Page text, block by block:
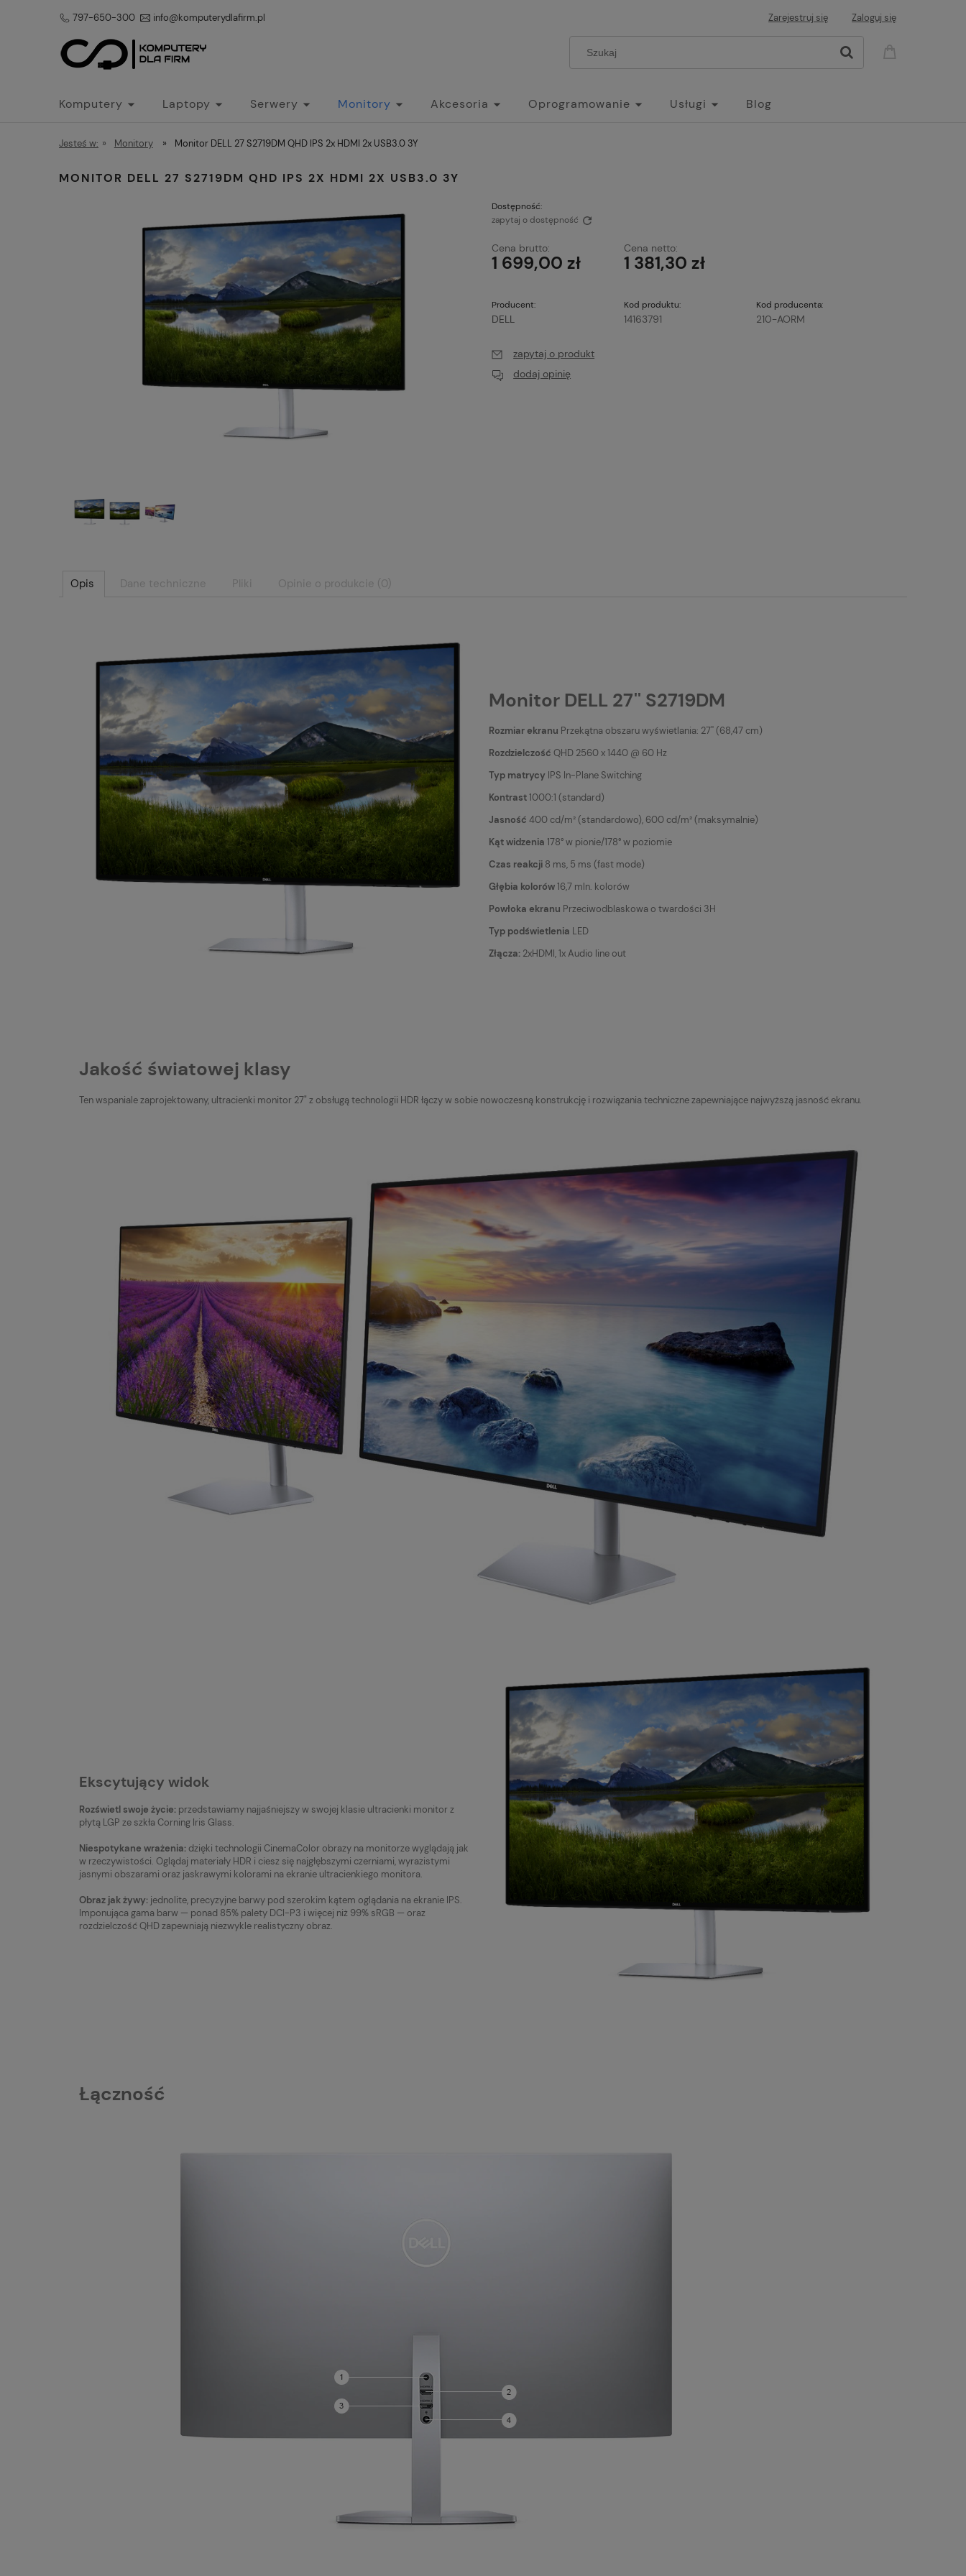
797-650-300 info@komputerydlafirm.pl Zarejestruj się Zaloguj się
Komputery Laptopy Serwery Monitory Akcesoria Oprogramowanie Usługi Blog
Jesteś w: » Monitory » Monitor DELL 27 S2719DM QHD IPS 2x HDMI 2x USB3.0 3Y
MONITOR DELL 27 S2719DM QHD IPS 2X HDMI 2X USB3.0 3Y
Dostępność:
zapytaj o dostępność
Cena brutto:
1 699,00 zł
Cena netto:
1 381,30 zł
Producent:
DELL
Kod produktu:
14163791
Kod producenta:
210-AORM
zapytaj o produkt
dodaj opinię
Opis Dane techniczne Pliki Opinie o produkcie (0)
Monitor DELL 27'' S2719DM
Rozmiar ekranu Przekątna obszaru wyświetlania: 27'' (68,47 cm)
Rozdzielczość QHD 2560 x 1440 @ 60 Hz
Typ matrycy IPS In-Plane Switching
Kontrast1000:1 (standard)
Jasność 400 cd/m² (standardowo), 600 cd/m² (maksymalnie)
Kąt widzenia 178° w pionie/178° w poziomie
Czas reakcji 8 ms, 5 ms (fast mode)
Głębia kolorów16,7 mln. kolorów
Powłoka ekranu Przeciwodblaskowa o twardości 3H
Typ podświetlenia LED
Złącza: 2xHDMI, 1x Audio line out
Jakość światowej klasy
Ten wspaniale zaprojektowany, ultracienki monitor 27" z obsługą technologii HDR łączy w sobie nowoczesną konstrukcję i rozwiązania techniczne zapewniające najwyższą jasność ekranu.
Ekscytujący widok
Rozświetl swoje życie: przedstawiamy najjaśniejszy w swojej klasie ultracienki monitor z
płytą LGP ze szkła Corning Iris Glass.
Niespotykane wrażenia:dzięki technologii CinemaColor obrazy na monitorze wyglądają jak
w rzeczywistości. Oglądaj materiały HDR i ciesz się najgłębszymi czerniami, wyrazistymi
jasnymi obszarami oraz jaskrawymi kolorami na ekranie ultracienkiego monitora.
Obraz jak żywy: jednolite, precyzyjne barwy pod szerokim kątem oglądania na ekranie IPS.
Imponująca gama barw — ponad 85% palety DCI-P3 i więcej niż 99% sRGB — oraz
rozdzielczość QHD zapewniają niezwykle realistyczny obraz.
Łączność